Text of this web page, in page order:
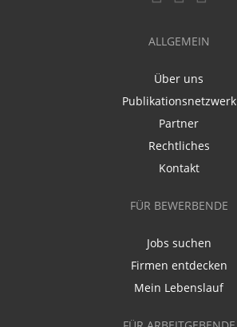
ALLGEMEIN
Über uns
Publikationsnetzwerk
Partner
Rechtliches
Kontakt
FÜR BEWERBENDE
Jobs suchen
Firmen entdecken
Mein Lebenslauf